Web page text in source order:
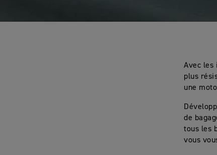
Avec les
plus
une
de
tous les
vous